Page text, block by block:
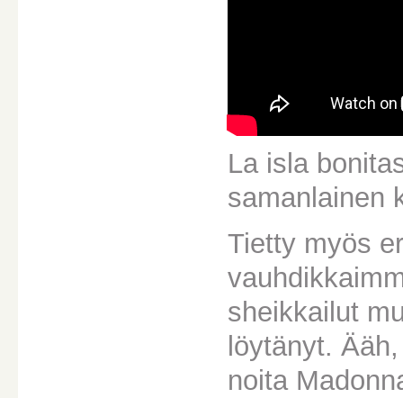
La isla
samanlainen
Tietty myös
sheikkailut
löytänyt.
noita